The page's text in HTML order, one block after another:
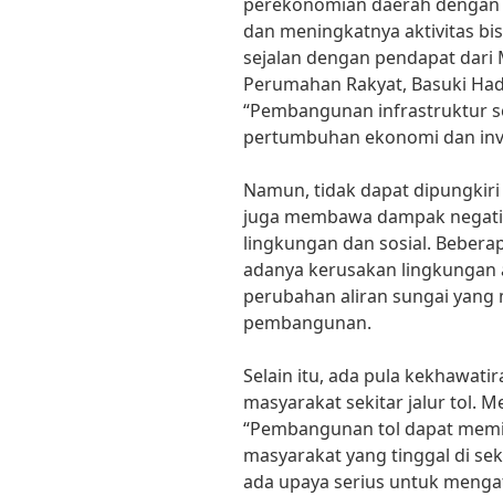
dan meningkatnya aktivitas
sejalan dengan pendapat dari
Perumahan Rakyat, Basuki
“Pembangunan infrastruktur
pertumbuhan ekonomi dan
Namun, tidak dapat
juga membawa dampak
lingkungan dan sosial.
adanya kerusakan
perubahan aliran sungai
pembangunan.
Selain itu, ada pula
masyarakat sekitar jalur tol.
“Pembangunan tol dapat
masyarakat yang tinggal di
ada upaya serius untuk